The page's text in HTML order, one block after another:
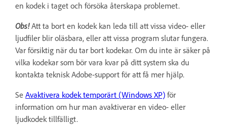
en kodek i taget och försöka återskapa problemet.
Obs!Att ta bort en kodek kan leda till att vissa video- eller
ljudfiler blir oläsbara, eller att vissa program slutar fungera.
Var försiktig när du tar bort kodekar. Om du inte är säker på
vilka kodekar som bör vara kvar på ditt system ska du
kontakta teknisk Adobe-support för att få mer hjälp.
Se Avaktivera kodek temporärt (Windows XP) för
information om hur man avaktiverar en video- eller
ljudkodek tillfälligt.